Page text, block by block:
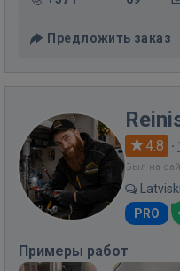
Предложить заказ
4.8 ·
Был на
PRO
Примеры работ